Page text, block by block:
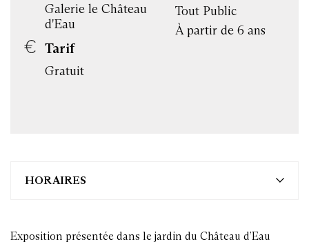
Galerie le Château
d'Eau
Tout Public
À partir de 6 ans
Tarif
Gratuit
HORAIRES
Exposition présentée dans le jardin du Château d’Eau